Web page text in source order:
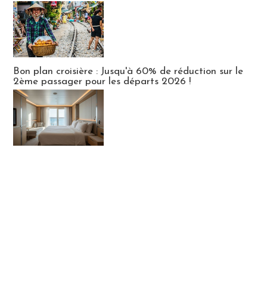
Bon plan croisière : Jusqu'à 60% de réduction sur le
2ème passager pour les départs 2026 !